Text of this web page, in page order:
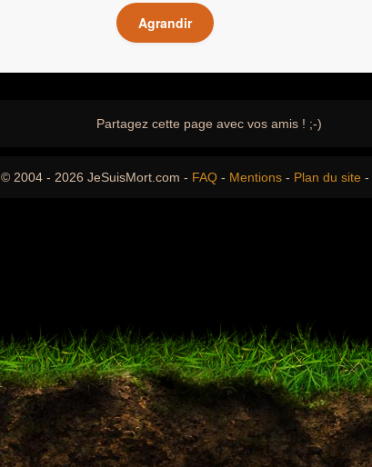
Agrandir
Partagez cette page avec vos amis ! ;-)
© 2004 - 2026 JeSuisMort.com - FAQ - Mentions - Plan du site -